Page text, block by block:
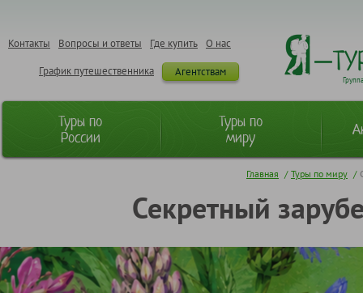
О нас
Где купить
Вопросы и ответы
Контакты
Агентствам
График путешественника
Туры по
России
Туры по
миру
Главная / Туры по миру /
Секретный